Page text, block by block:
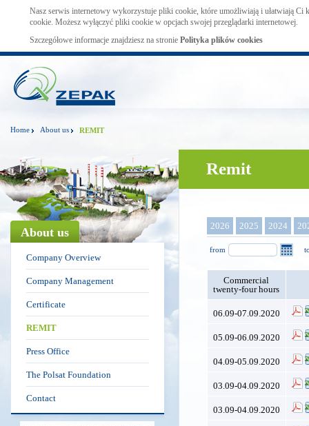
Nasz serwis internetowy wykorzystuje pliki cookie, które umożliwiają i ułatwiają Ci
cookie. Możesz wyłączyć pliki cookie w opcjach swojej przeglądarki internetowej.
Szczegółowe informacje znajdziesz na stronie Polityka plików cookies
Home About us REMIT
About us
Company Overview
Company Management
Certificate
REMIT
Press Office
The Polsat Foundation
Contact
Remit
2026 2025 2024
from
Commercial
twenty-four hours
06.09-07.09.2020
05.09-06.09.2020
04.09-05.09.2020
03.09-04.09.2020
03.09-04.09.2020